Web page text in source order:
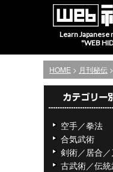
Learn Japanese
"WEB
HOME > 月刊秘伝
空手／拳法
合気武術
剣術／居合／
古武術／伝